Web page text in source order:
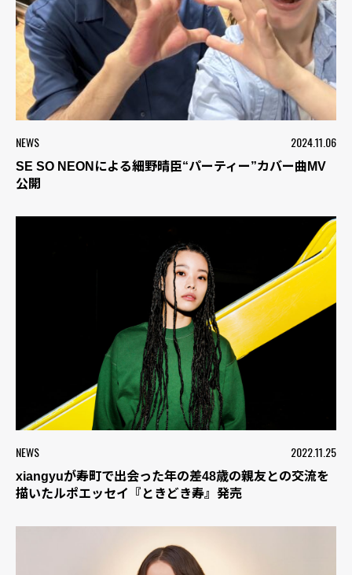
NEWS 2024.11.06
SE SO NEONによる細野晴臣“パーティー”カバー曲MV
公開
NEWS 2022.11.25
xiangyuが寿町で出会った年の差48歳の親友との交流を
描いたルポエッセイ『ときどき寿』発売